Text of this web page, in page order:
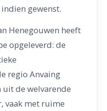
gewenst.
Henegouwen heeft
opgeleverd: de
regio Anvaing
de welvarende
vaak met ruime